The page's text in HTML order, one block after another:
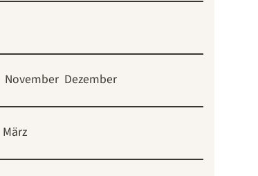
November Dezember
März